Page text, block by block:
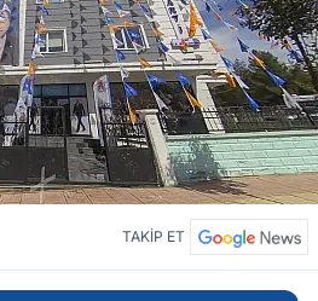
TAKİP ET